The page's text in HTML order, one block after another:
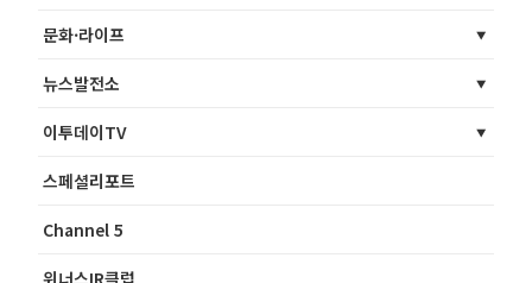
문화·라이프
뉴스발전소
이투데이TV
스페셜리포트
Channel 5